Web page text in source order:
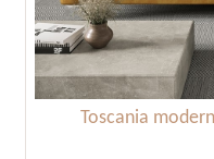
Toscania